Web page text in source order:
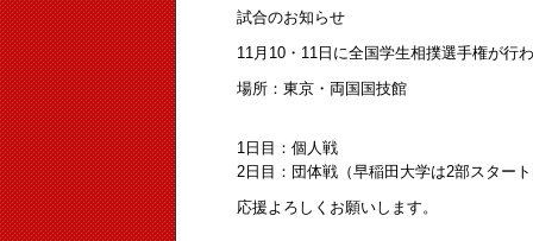
試合のお知らせ
11月10・11日に全国学生相撲選手権が行わ
場所：東京・両国国技館
1日目：個人戦
2日目：団体戦（早稲田大学は2部スタート
応援よろしくお願いします。